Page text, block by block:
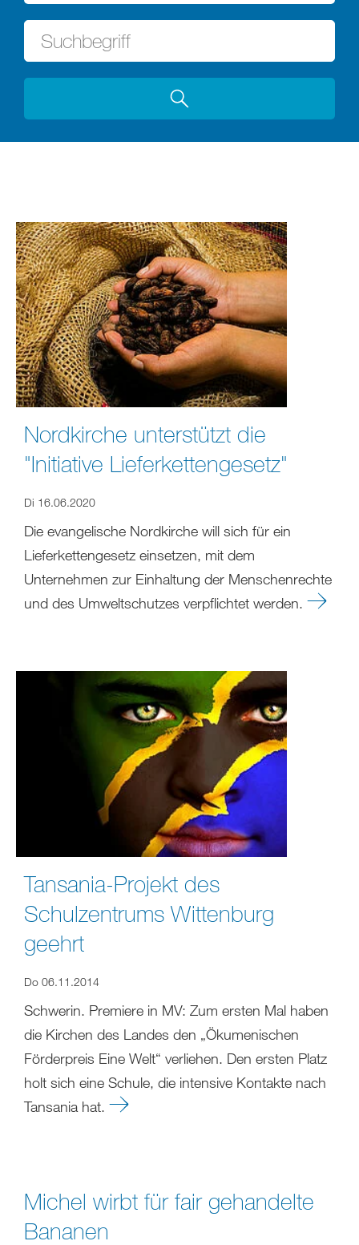
Nordkirche unterstützt die
"Initiative Lieferkettengesetz"
Di 16.06.2020
Die evangelische Nordkirche will sich für ein
Lieferkettengesetz einsetzen, mit dem
Unternehmen zur Einhaltung der Menschenrechte
und des Umweltschutzes verpflichtet werden.
Tansania-Projekt des
Schulzentrums Wittenburg
geehrt
Do 06.11.2014
Schwerin. Premiere in MV: Zum ersten Mal haben
die Kirchen des Landes den „Ökumenischen
Förderpreis Eine Welt“ verliehen. Den ersten Platz
holt sich eine Schule, die intensive Kontakte nach
Tansania hat.
Michel wirbt für fair gehandelte
Bananen